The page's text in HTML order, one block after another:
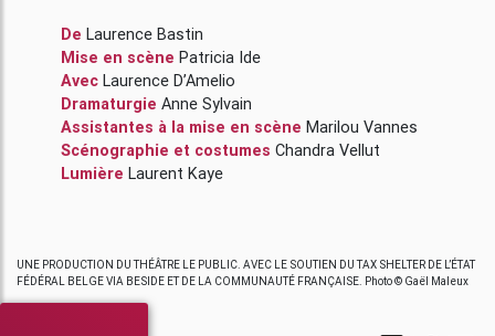
De Laurence Bastin
Mise en scène
Patricia Ide
Avec
Laurence D’Amelio
Dramaturgie
Anne Sylvain
Assistantes à la mise en scène Marilou Vannes
Scénographie et costumes Chandra Vellut
Lumière Laurent Kaye
UNE PRODUCTION DU THÉÂTRE LE PUBLIC. AVEC LE SOUTIEN DU TAX SHELTER DE L’ÉTAT
FÉDÉRAL BELGE VIA BESIDE ET DE LA COMMUNAUTÉ FRANÇAISE. Photo © Gaël Maleux